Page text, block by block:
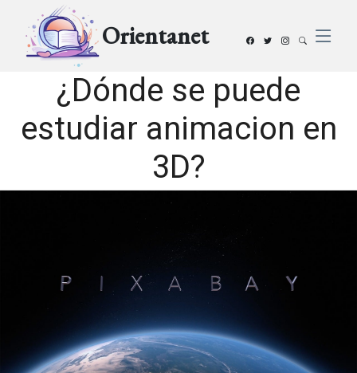
Orientanet
¿Dónde se puede
estudiar animacion en
3D?